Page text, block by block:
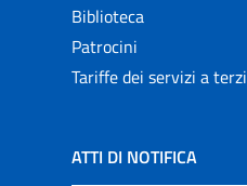
Biblioteca
Patrocini
Tariffe dei servizi a terzi
ATTI DI NOTIFICA